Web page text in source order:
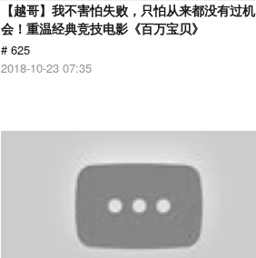
【越哥】我不害怕失败，只怕从来都没有过机
会！重温经典竞技电影《百万宝贝》
# 625
2018-10-23 07:35